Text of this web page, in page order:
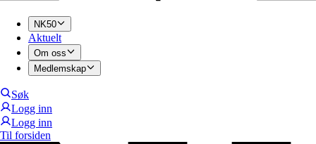
NK50
Aktuelt
Om oss
Medlemskap
Søk
Logg inn
Logg inn
Til forsiden